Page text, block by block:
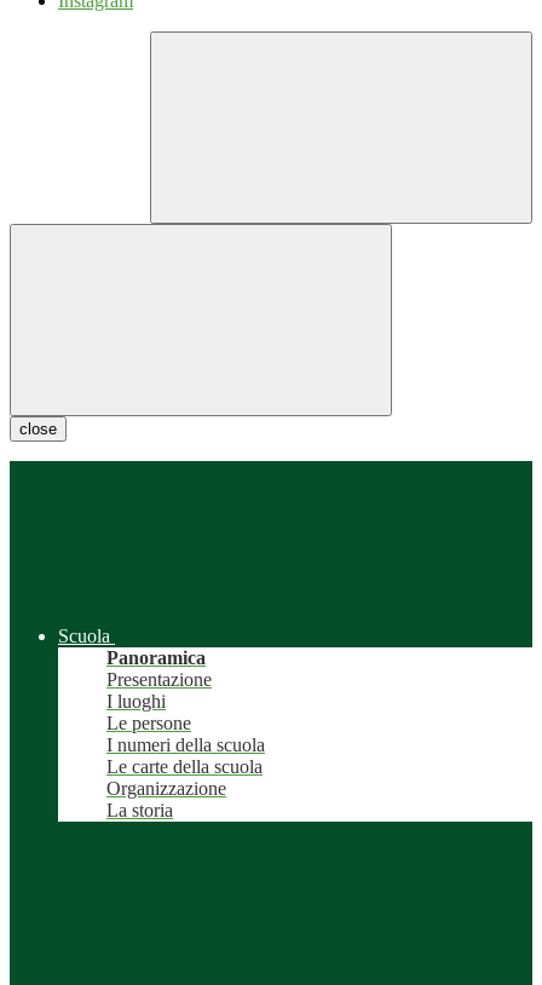
close
Scuola
Panoramica
Presentazione
I luoghi
Le persone
I numeri della scuola
Le carte della scuola
Organizzazione
La storia